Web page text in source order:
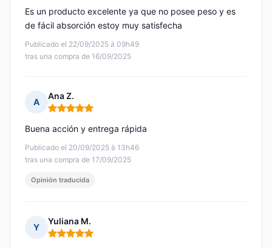
Publicado el 22/09/2025 à 09h49
tras una compra de 16/09/2025
Es un producto excelente ya que no posee peso y es
de fácil absorción estoy muy satisfecha
A
Ana Z.
Nota: 5 de 5
Publicado el 20/09/2025 à 13h46
tras una compra de 17/09/2025
Buena acción y entrega rápida
Opinión traducida
Y
Yuliana M.
Nota: 5 de 5